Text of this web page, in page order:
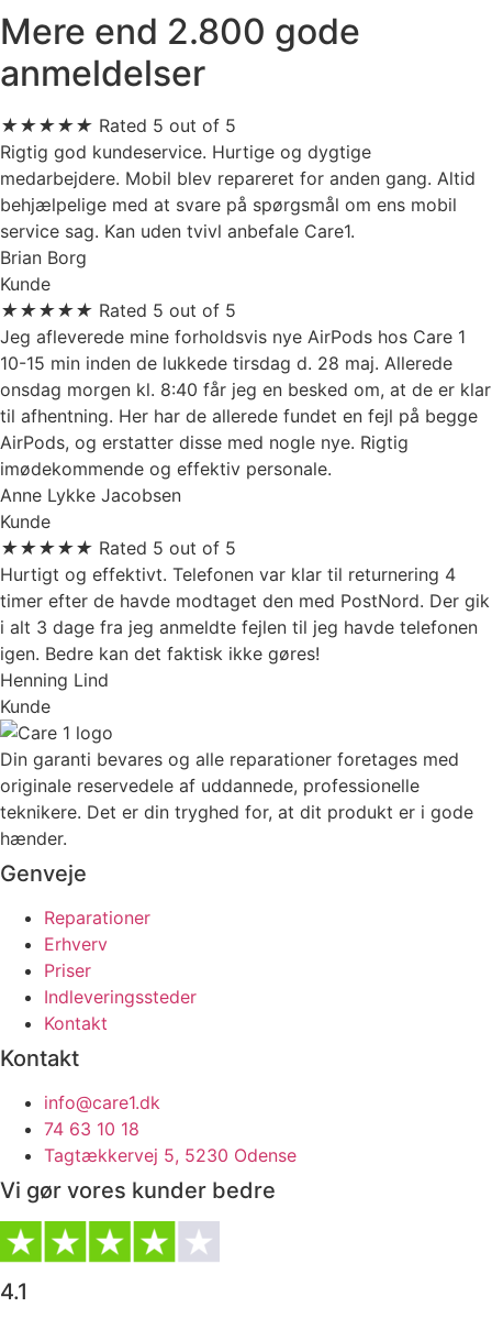
Mere end 2.800 gode
anmeldelser
★★★★★ Rated 5 out of 5
Rigtig god kundeservice. Hurtige og dygtige
medarbejdere. Mobil blev repareret for anden gang. Altid
behjælpelige med at svare på spørgsmål om ens mobil
service sag. Kan uden tvivl anbefale Care1.
Brian Borg
Kunde
★★★★★ Rated 5 out of 5
Jeg afleverede mine forholdsvis nye AirPods hos Care 1
10-15 min inden de lukkede tirsdag d. 28 maj. Allerede
onsdag morgen kl. 8:40 får jeg en besked om, at de er klar
til afhentning. Her har de allerede fundet en fejl på begge
AirPods, og erstatter disse med nogle nye. Rigtig
imødekommende og effektiv personale.
Anne Lykke Jacobsen
Kunde
★★★★★ Rated 5 out of 5
Hurtigt og effektivt. Telefonen var klar til returnering 4
timer efter de havde modtaget den med PostNord. Der gik
i alt 3 dage fra jeg anmeldte fejlen til jeg havde telefonen
igen. Bedre kan det faktisk ikke gøres!
Henning Lind
Kunde
Din garanti bevares og alle reparationer foretages med
originale reservedele af uddannede, professionelle
teknikere. Det er din tryghed for, at dit produkt er i gode
hænder.
Genveje
Reparationer
Erhverv
Priser
Indleveringssteder
Kontakt
Kontakt
info@care1.dk
74 63 10 18
Tagtækkervej 5, 5230 Odense
Vi gør vores kunder bedre
4.1